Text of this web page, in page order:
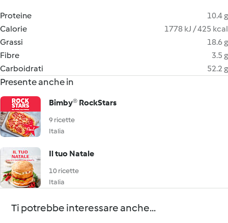
Proteine
10.4 g
Calorie
1778 kJ / 425 kcal
Grassi
18.6 g
Fibre
3.5 g
Carboidrati
52.2 g
Presente anche in
Bimby® RockStars
9 ricette
Italia
Il tuo Natale
10 ricette
Italia
Ti potrebbe interessare anche...